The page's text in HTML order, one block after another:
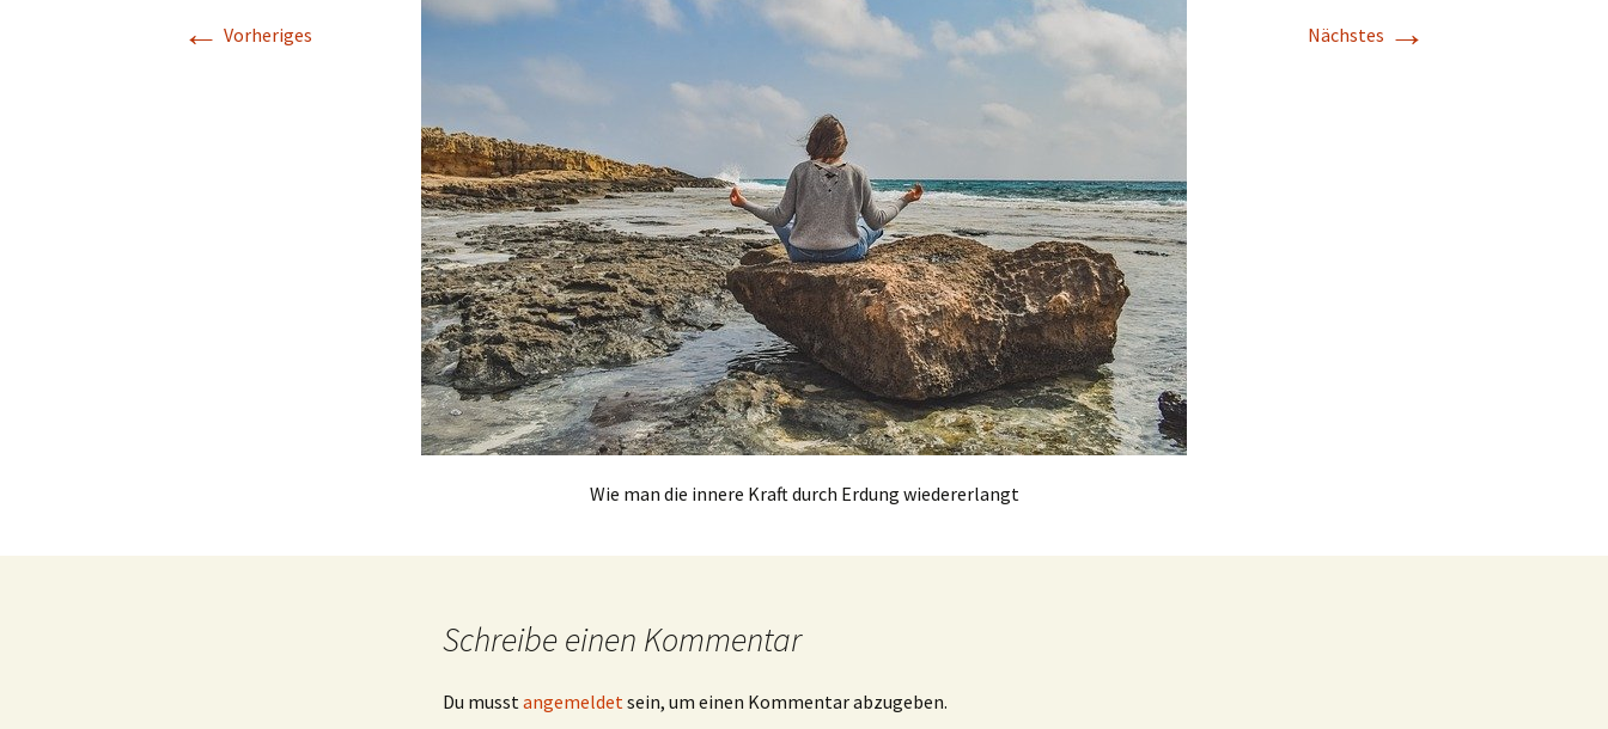
← Vorheriges Nächstes →
Wie man die innere Kraft durch Erdung wiedererlangt
Schreibe einen Kommentar
Du musstangemeldetsein, um einen Kommentar abzugeben.